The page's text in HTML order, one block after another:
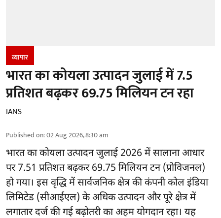
व्यापार
भारत का कोयला उत्पादन जुलाई में 7.5
प्रतिशत बढ़कर 69.75 मिलियन टन रहा
IANS
Published on:02 Aug 2026, 8:30 am
भारत काकोयलाउत्पादन जुलाई 2026 में सालाना आधार
पर 7.51 प्रतिशत बढ़कर 69.75 मिलियन टन (प्रोविजनल)
हो गया। इस वृद्धि में सार्वजनिक क्षेत्र की कंपनी कोल इंडिया
लिमिटेड (सीआईएल) के अधिक उत्पादन और पूरे क्षेत्र में
लगातार दर्ज की गई बढ़ोतरी का अहम योगदान रहा। यह